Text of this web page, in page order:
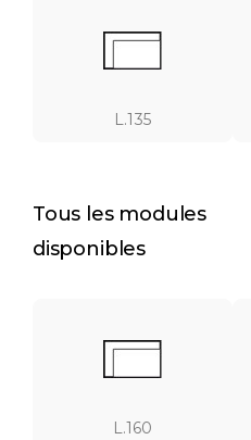
L.135
Tous les modules
disponibles
L.160